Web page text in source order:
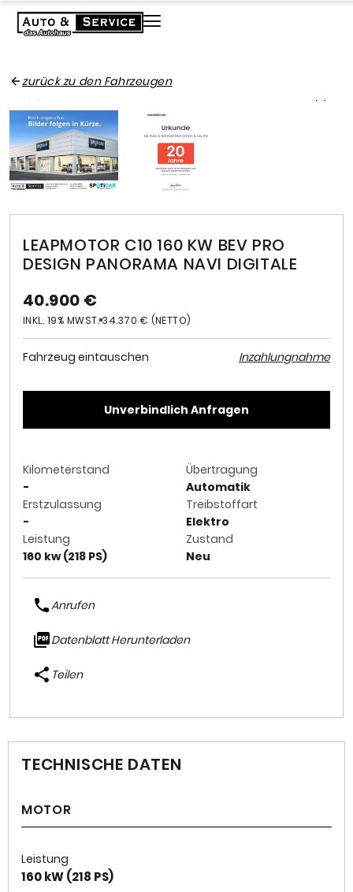
zurück zu den Fahrzeugen
LEAPMOTOR C10 160 KW BEV PRO
DESIGN PANORAMA NAVI DIGITALE
40.900 €
INKL. 19% MWST. 34.370 € (NETTO)
Fahrzeug eintauschen Inzahlungnahme
Unverbindlich Anfragen
Kilometerstand
-
Erstzulassung
-
Leistung
160 kw (218 PS)
Übertragung
Automatik
Treibstoffart
Elektro
Zustand
Neu
Anrufen
Datenblatt Herunterladen
Teilen
TECHNISCHE DATEN
MOTOR
Leistung
160 kW (218 PS)